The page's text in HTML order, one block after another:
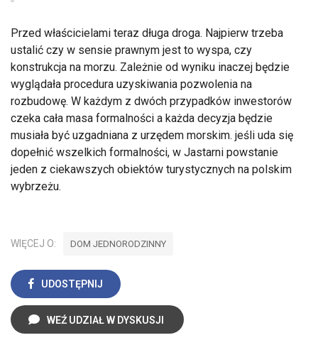
Przed właścicielami teraz długa droga. Najpierw trzeba
ustalić czy w sensie prawnym jest to wyspa, czy
konstrukcja na morzu. Zależnie od wyniku inaczej będzie
wyglądała procedura uzyskiwania pozwolenia na
rozbudowę. W każdym z dwóch przypadków inwestorów
czeka cała masa formalności a każda decyzja będzie
musiała być uzgadniana z urzędem morskim. jeśli uda się
dopełnić wszelkich formalności, w Jastarni powstanie
jeden z ciekawszych obiektów turystycznych na polskim
wybrzeżu.
WIĘCEJ O: DOM JEDNORODZINNY
UDOSTĘPNIJ
WEŹ UDZIAŁ W DYSKUSJI